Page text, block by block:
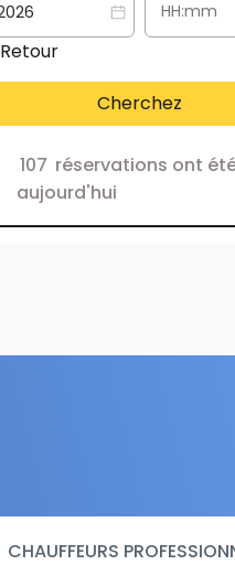
CHAUFFEURS
Retour
Cherchez
107 réservations ont
aujourd'hui